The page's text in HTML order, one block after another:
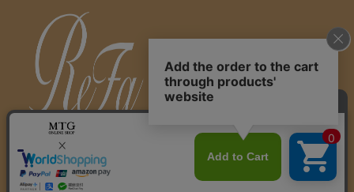
特定商取引に関する法律に基づく表記 利用規約
会社概要
個人情報保護方針